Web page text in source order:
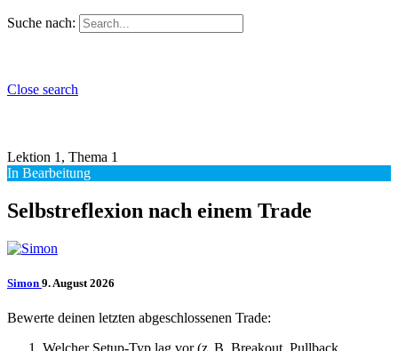
Suche nach:
Close search
Lektion 1, Thema 1
In Bearbeitung
Selbstreflexion nach einem Trade
Simon 9. August 2026
Bewerte deinen letzten abgeschlossenen Trade: